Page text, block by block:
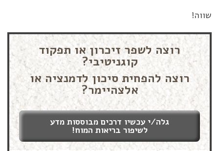
שווה!
רוצה לשפר זיכרון או תפקוד
קוגניטיבי?
רוצה להפחית סיכון לדמנציה או
אלצהיימר?
גלה/י עכשיו דרכים מבוססות מדע
לשיפור בריאות המוח!